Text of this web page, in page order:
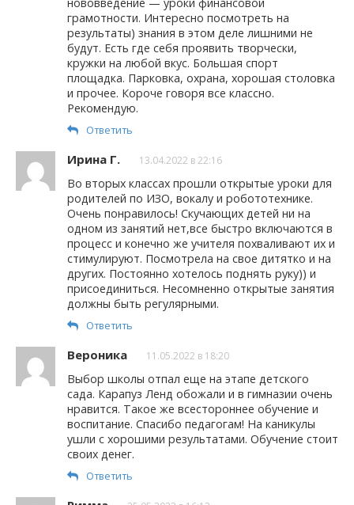
грамотности. Интересно посмотреть на
результаты) знания в этом деле лишними не
будут. Есть где себя проявить творчески,
кружки на любой вкус. Большая спорт
площадка. Парковка, охрана, хорошая столовка
и прочее. Короче говоря все классно.
Рекомендую.
Ответить
Ирина Г. 13.04.2022 в 22:16
Во вторых классах прошли открытые уроки для
родителей по ИЗО, вокалу и робототехнике.
Очень понравилось! Скучающих детей ни на
одном из занятий нет,все быстро включаются в
процесс и конечно же учителя похваливают их и
стимулируют. Посмотрела на свое дитятко и на
других. Постоянно хотелось поднять руку)) и
присоединиться. Несомненно открытые занятия
должны быть регулярными.
Ответить
Вероника 11.05.2022 в 18:20
Выбор школы отпал еще на этапе детского
сада. Карапуз Ленд обожали и в гимназии очень
нравится. Такое же всестороннее обучение и
воспитание. Спасибо педагогам! На каникулы
ушли с хорошими результатами. Обучение стоит
своих денег.
Ответить